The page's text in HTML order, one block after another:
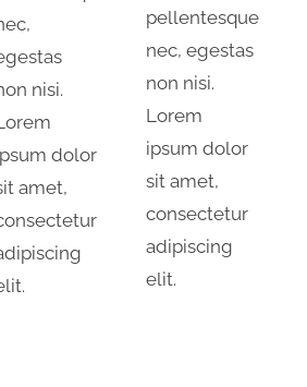
nisi.
dolor
amet,
pellentesque
nec, egestas
non nisi.
Lorem
ipsum dolor
sit amet,
consectetur
adipiscing
elit.